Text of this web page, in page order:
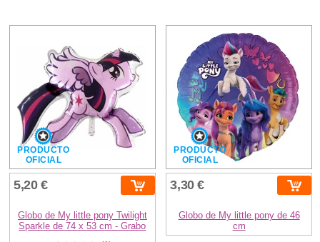
PRODUCTO
OFICIAL
5,20 €
Globo de My little pony Twilight
Sparkle de 74 x 53 cm - Grabo
PRODUCTO
OFICIAL
3,30 €
Globo de My little pony de 46
cm